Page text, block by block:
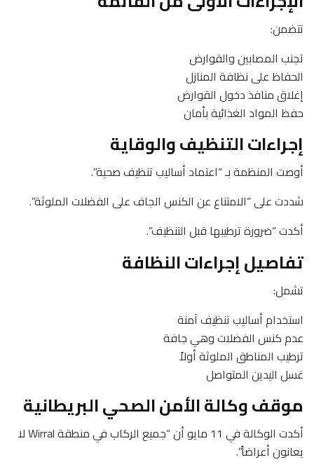
تتضمن:
تجنب المصابين والقوارض
الحفاظ على نظافة المنازل
إغلاق منافذ دخول القوارض
حفظ المواد الغذائية بأمان
إجراءات التنظيف والوقاية
أوصت المنظمة بـ “اعتماد أساليب تنظيف صحية”.
شددت على “الامتناع عن الكنس الجاف على الفضلات الملوثة”.
أكدت “ضرورة ترطيبها قبل التنظيف”.
تفاصيل إجراءات النظافة
تشمل:
استخدام أساليب تنظيف آمنة
عدم كنس الفضلات وهي جافة
ترطيب المناطق الملوثة أولاً
غسل اليدين المتواصل
موقف وكالة الأمن الصحي البريطانية
أكدت الوكالة في 11 مايو أن “جميع الركاب في منطقة Wirral لا
يعانون أعراضاً”.